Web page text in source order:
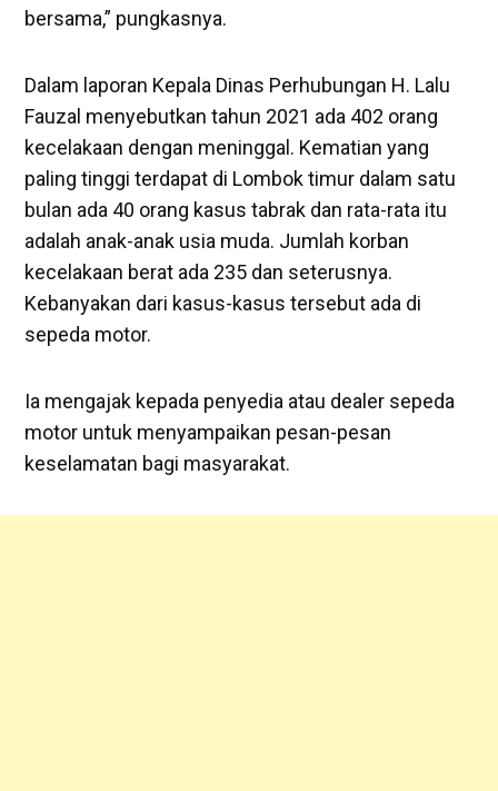
bersama,” pungkasnya.
Dalam laporan Kepala Dinas Perhubungan H. Lalu
Fauzal menyebutkan tahun 2021 ada 402 orang
kecelakaan dengan meninggal. Kematian yang
paling tinggi terdapat di Lombok timur dalam satu
bulan ada 40 orang kasus tabrak dan rata-rata itu
adalah anak-anak usia muda. Jumlah korban
kecelakaan berat ada 235 dan seterusnya.
Kebanyakan dari kasus-kasus tersebut ada di
sepeda motor.
Ia mengajak kepada penyedia atau dealer sepeda
motor untuk menyampaikan pesan-pesan
keselamatan bagi masyarakat.